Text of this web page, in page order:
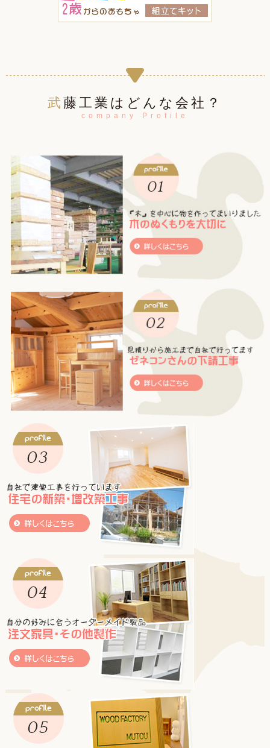
武藤工業はどんな会社？
company Profile